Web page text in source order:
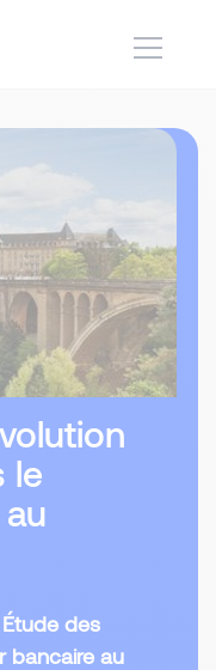
le
Étude des
bancaire au